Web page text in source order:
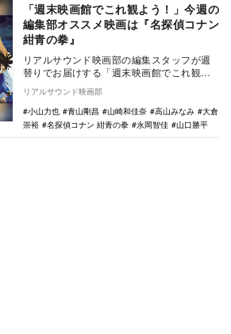
「週末映画館でこれ観よう！」今週の
編集部オススメ映画は『名探偵コナン
紺青の拳』
リアルサウンド映画部の編集スタッフが週
替りでお届けする「週末映画館でこれ観よ
う！」。毎週末にオススメ映画・特集上映
をご紹介。今週…
リアルサウンド映画部
小山力也
青山剛昌 山崎和佳奈 高山みなみ
大倉
崇裕
名探偵コナン 紺青の拳 永岡智佳 山口勝平